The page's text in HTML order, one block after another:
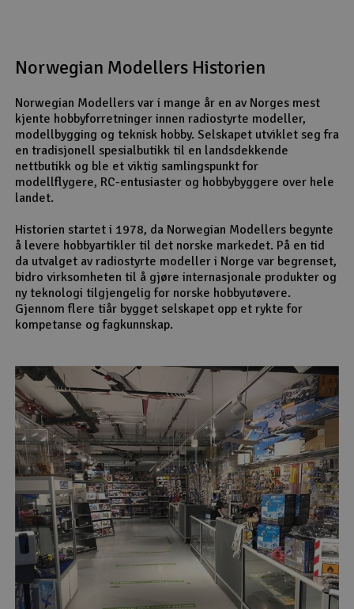
Norwegian Modellers Historien
Norwegian Modellers var i mange år en av Norges mest
kjente hobbyforretninger innen radiostyrte modeller,
modellbygging og teknisk hobby. Selskapet utviklet seg fra
en tradisjonell spesialbutikk til en landsdekkende
nettbutikk og ble et viktig samlingspunkt for
modellflygere, RC-entusiaster og hobbybyggere over hele
landet.
Historien startet i 1978, da Norwegian Modellers begynte
å levere hobbyartikler til det norske markedet. På en tid
da utvalget av radiostyrte modeller i Norge var begrenset,
bidro virksomheten til å gjøre internasjonale produkter og
ny teknologi tilgjengelig for norske hobbyutøvere.
Gjennom flere tiår bygget selskapet opp et rykte for
kompetanse og fagkunnskap.